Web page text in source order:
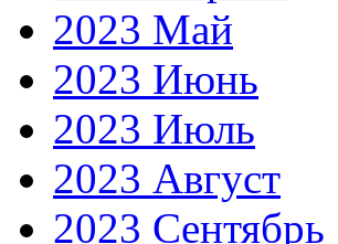
2023 Май
2023 Июнь
2023 Июль
2023 Август
2023 Сентябрь